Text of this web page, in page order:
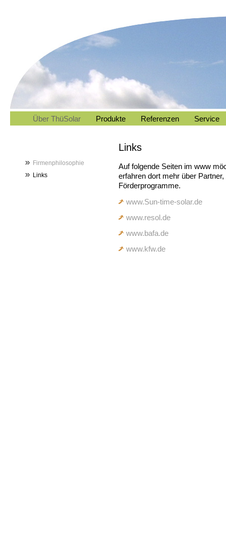
Links
Auf folgende Seiten im www
erfahren dort mehr über
Förderprogramme.
www.Sun-time-solar.de
www.resol.de
www.bafa.de
www.kfw.de
Firmenphilosophie
Links
Über ThüSolar Produkte Referenzen Service